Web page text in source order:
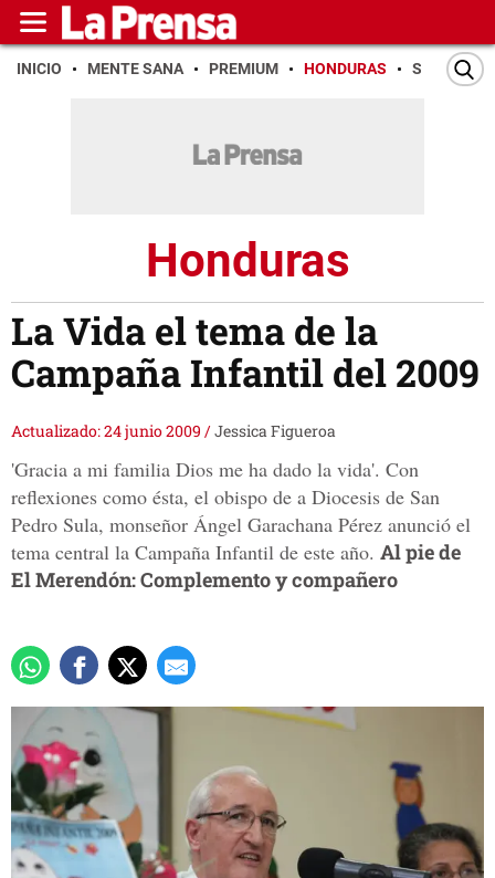
INICIO MENTE SANA PREMIUM HONDURAS SAN PEDRO
Honduras
La Vida el tema de la
Campaña Infantil del 2009
Actualizado: 24 junio 2009 /Jessica Figueroa
'Gracia a mi familia Dios me ha dado la vida'. Con
reflexiones como ésta, el obispo de a Diocesis de San
Pedro Sula, monseñor Ángel Garachana Pérez anunció el
tema central la Campaña Infantil de este año. Al pie de
El Merendón: Complemento y compañero